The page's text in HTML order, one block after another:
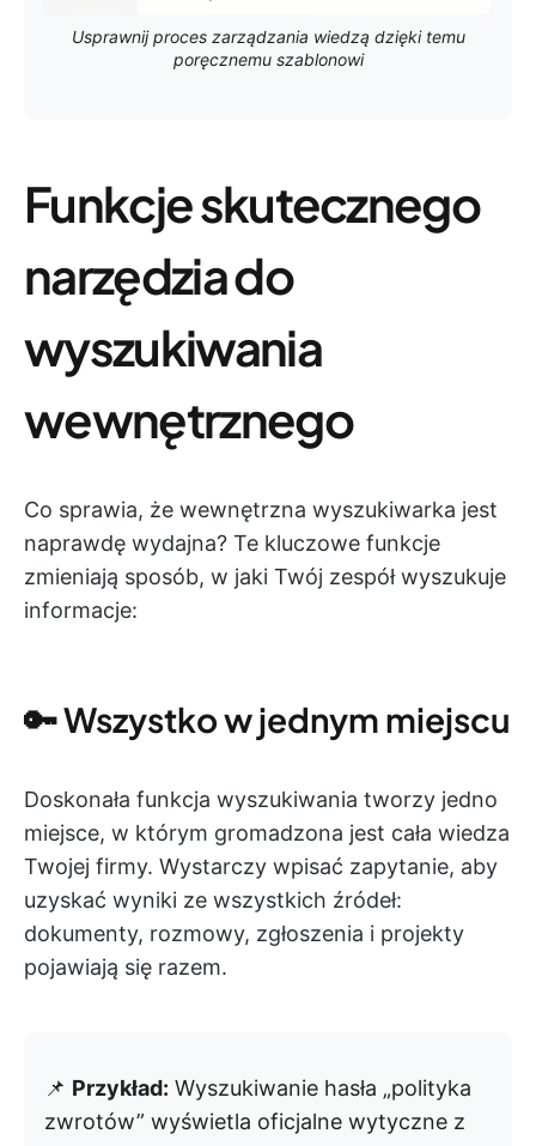
Usprawnij proces zarządzania wiedzą dzięki temu
poręcznemu szablonowi
Funkcje skutecznego
narzędzia do
wyszukiwania
wewnętrznego
Co sprawia, że wewnętrzna wyszukiwarka jest
naprawdę wydajna? Te kluczowe funkcje
zmieniają sposób, w jaki Twój zespół wyszukuje
informacje:
🔑 Wszystko w jednym miejscu
Doskonała funkcja wyszukiwania tworzy jedno
miejsce, w którym gromadzona jest cała wiedza
Twojej firmy. Wystarczy wpisać zapytanie, aby
uzyskać wyniki ze wszystkich źródeł:
dokumenty, rozmowy, zgłoszenia i projekty
pojawiają się razem.
📌 Przykład: Wyszukiwanie hasła „polityka
zwrotów” wyświetla oficjalne wytyczne z